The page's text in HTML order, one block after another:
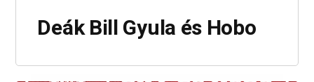
Deák Bill Gyula és Hobo